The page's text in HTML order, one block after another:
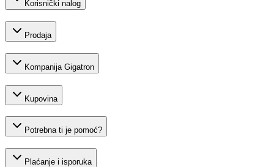
Korisnički nalog
Prodaja
Kompanija Gigatron
Kupovina
Potrebna ti je pomoć?
Plaćanje i isporuka